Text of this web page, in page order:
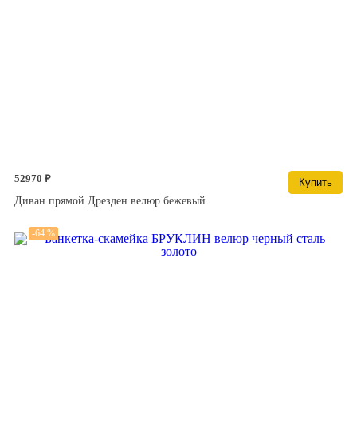
52970 ₽
Купить
Диван прямой Дрезден велюр бежевый
-64 %